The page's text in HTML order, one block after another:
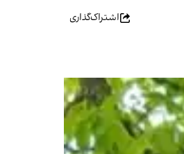
اشتراک‌گذاری